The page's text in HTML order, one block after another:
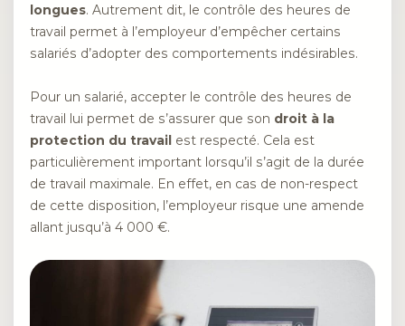
longues. Autrement dit, le contrôle des heures de
travail permet à l’employeur d’empêcher certains
salariés d’adopter des comportements indésirables.
Pour un salarié, accepter le contrôle des heures de
travail lui permet de s’assurer que son droit à la
protection du travail est respecté. Cela est
particulièrement important lorsqu’il s’agit de la durée
de travail maximale. En effet, en cas de non-respect
de cette disposition, l’employeur risque une amende
allant jusqu’à 4 000 €.